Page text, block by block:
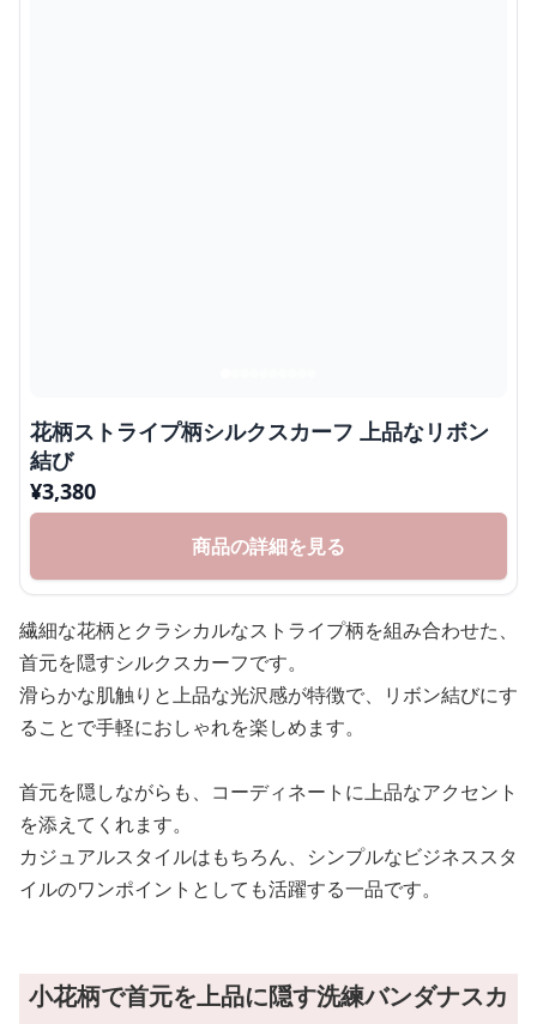
花柄ストライプ柄シルクスカーフ 上品なリボン
結び
¥3,380
商品の詳細を見る
繊細な花柄とクラシカルなストライプ柄を組み合わせた、
首元を隠すシルクスカーフです。
滑らかな肌触りと上品な光沢感が特徴で、リボン結びにす
ることで手軽におしゃれを楽しめます。
首元を隠しながらも、コーディネートに上品なアクセント
を添えてくれます。
カジュアルスタイルはもちろん、シンプルなビジネススタ
イルのワンポイントとしても活躍する一品です。
小花柄で首元を上品に隠す洗練バンダナスカ